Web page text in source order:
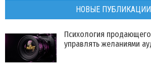
НОВЫЕ ПУБЛИКАЦИИ
Психология продающего
управлять желаниями